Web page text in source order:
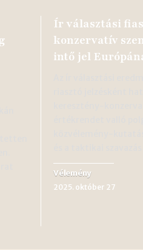
Ír választási
konzervatív
intő jel
Vélemény
2025. október 27